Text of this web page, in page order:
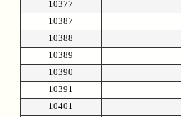
10377
10387
10388
10389
10390
10391
10401